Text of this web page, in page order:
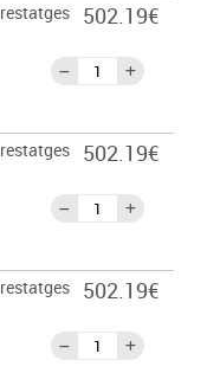
502.19€
502.19€
502.19€